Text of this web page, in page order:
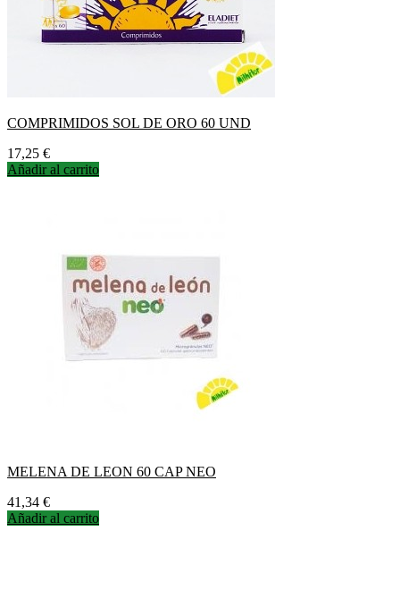
COMPRIMIDOS SOL DE ORO 60 UND
Precio
17,25 €
Añadir al carrito
MELENA DE LEON 60 CAP NEO
Precio
41,34 €
Añadir al carrito